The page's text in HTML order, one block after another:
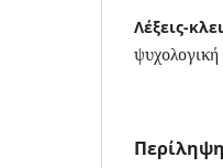
Λέξεις-
Περίληψη